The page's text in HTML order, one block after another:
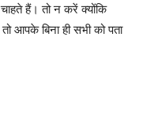
हैं। तो न करें क्योंकि
आपके बिना ही सभी को पता